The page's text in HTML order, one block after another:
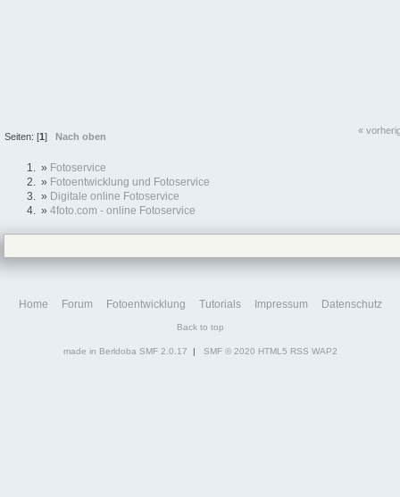
Seiten: [1]Nach oben
«
» Fotoservice
» Fotoentwicklung und Fotoservice
» Digitale online Fotoservice
» 4foto.com - online Fotoservice
Home Forum Fotoentwicklung Tutorials Impressum Datenschutz
Back to top
made in Berldoba SMF 2.0.17 | SMF © 2020 HTML5 RSS WAP2